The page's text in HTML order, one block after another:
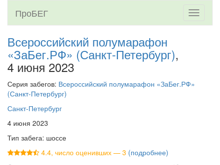
Toggle
ПроБЕГ
Всероссийский полумарафон
«ЗаБег.РФ» (Санкт-Петербург),
4 июня 2023
Серия забегов: Всероссийский полумарафон «ЗаБег.РФ»
(Санкт-Петербург)
Санкт-Петербург
4 июня 2023
Тип забега: шоссе
4.4, число оценивших — 3 (подробнее)